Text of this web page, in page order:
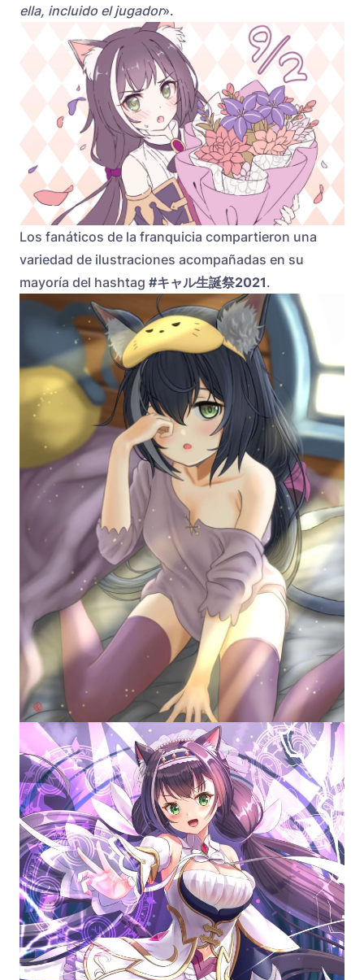
ella, incluido el jugador».
Los fanáticos de la franquicia compartieron una
variedad de ilustraciones acompañadas en su
mayoría del hashtag #キャル生誕祭2021.